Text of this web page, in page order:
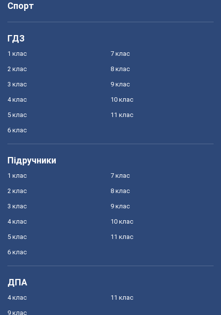
Спорт
ГДЗ
1 клас
2 клас
3 клас
4 клас
5 клас
6 клас
7 клас
8 клас
9 клас
10 клас
11 клас
Підручники
1 клас
2 клас
3 клас
4 клас
5 клас
6 клас
7 клас
8 клас
9 клас
10 клас
11 клас
ДПА
4 клас
9 клас
11 клас